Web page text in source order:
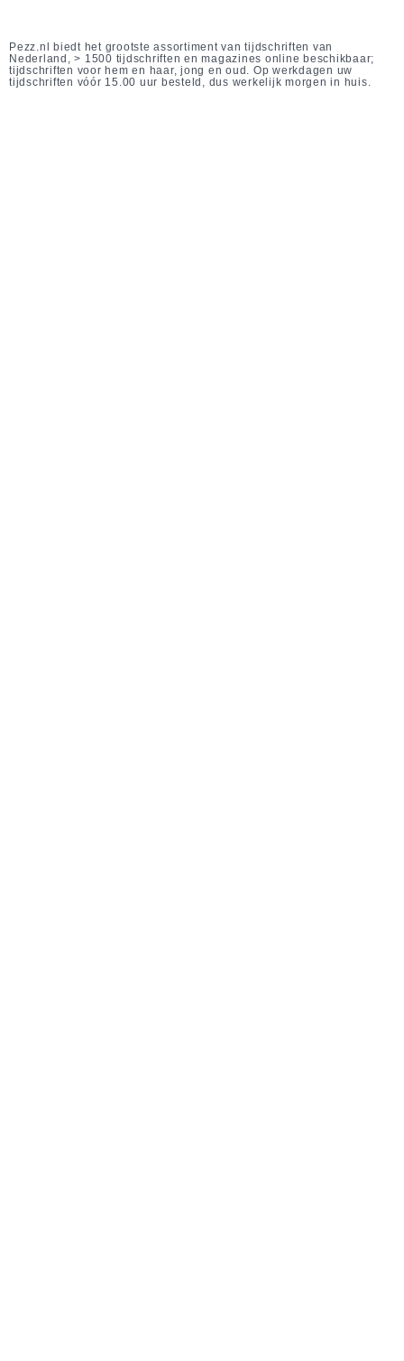
Pezz.nl biedt het grootste assortiment van tijdschriften van
Nederland, > 1500 tijdschriften en magazines online beschikbaar;
tijdschriften voor hem en haar, jong en oud. Op werkdagen uw
tijdschriften vóór 15.00 uur besteld, dus werkelijk morgen in huis.